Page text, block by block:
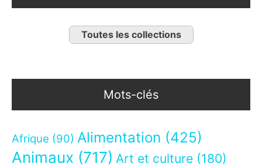
Toutes les collections
Mots-clés
Afrique (90) Alimentation (425)
Animaux (717) Art et culture (180)